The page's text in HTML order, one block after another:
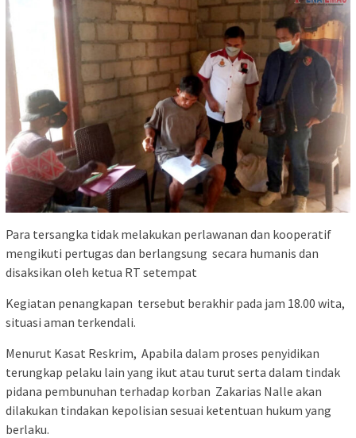
Para tersangka tidak melakukan perlawanan dan kooperatif
mengikuti pertugas dan berlangsung secara humanis dan
disaksikan oleh ketua RT setempat
Kegiatan penangkapan tersebut berakhir pada jam 18.00 wita,
situasi aman terkendali.
Menurut Kasat Reskrim, Apabila dalam proses penyidikan
terungkap pelaku lain yang ikut atau turut serta dalam tindak
pidana pembunuhan terhadap korban Zakarias Nalle akan
dilakukan tindakan kepolisian sesuai ketentuan hukum yang
berlaku.